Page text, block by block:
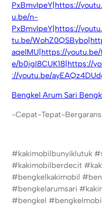
PxBmvIpeY|https://
u.be/n-
PxBmvIpeY|https://
tu.be/
aqeIMU|https://
e/b0jgI8CUK18|https://
://youtu.be/
Bengkel Arum Sari
-Cepat-Tepat-
#kakimobilbunyiklutuk
#kakimobilberdecit
#bengkelkakimobil
#bengkelarumsari
#bengkel